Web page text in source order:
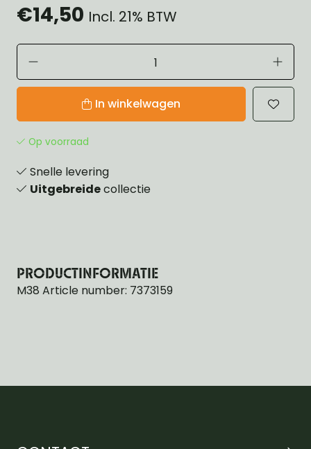
€14,50 Incl. 21% BTW
In winkelwagen
Op voorraad
Snelle levering
Uitgebreidecollectie
PRODUCTINFORMATIE
M38 Article number: 7373159